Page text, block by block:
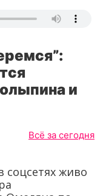
и
Всё за сегодня
соцсетях живо